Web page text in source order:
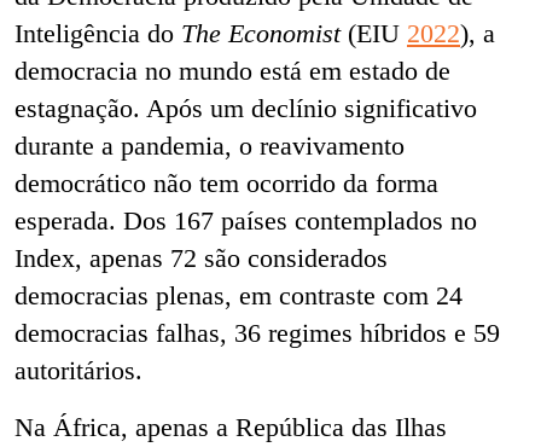
Inteligência do The Economist(EIU 2022), a
democracia no mundo está em estado de
estagnação. Após um declínio significativo
durante a pandemia, o reavivamento
democrático não tem ocorrido da forma
esperada. Dos 167 países contemplados no
Index, apenas 72 são considerados
democracias plenas, em contraste com 24
democracias falhas, 36 regimes híbridos e 59
autoritários.
Na África, apenas a República das Ilhas